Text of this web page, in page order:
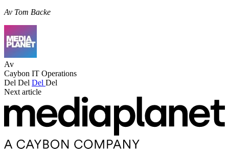
Av Tom Backe
Av
Caybon IT Operations
Del Del Del Del
Next article